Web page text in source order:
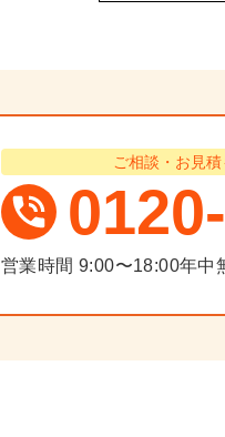
ご相談・お見
営業時間 9:00〜18:00年中